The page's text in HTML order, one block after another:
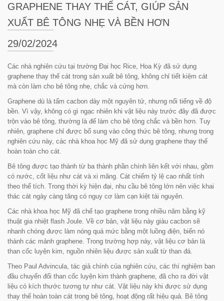
GRAPHENE THAY THẾ CÁT, GIÚP SẢN
XUẤT BÊ TÔNG NHẸ VÀ BỀN HƠN
29/02/2024
Các nhà nghiên cứu tại trường Đại học Rice, Hoa Kỳ đã sử dụng
graphene thay thế cát trong sản xuất bê tông, không chỉ tiết kiệm cát
mà còn làm cho bê tông nhẹ, chắc và cứng hơn.
Graphene dù là tấm cacbon dày một nguyên tử, nhưng nổi tiếng về độ
bền. Vì vậy, không có gì ngạc nhiên khi vật liệu này trước đây đã được
trộn vào bê tông, thường là để làm cho bê tông chắc và bền hơn. Tuy
nhiên, graphene chỉ được bổ sung vào công thức bê tông, nhưng trong
nghiên cứu này, các nhà khoa học Mỹ đã sử dụng graphene thay thế
hoàn toàn cho cát.
Bê tông được tạo thành từ ba thành phần chính liên kết với nhau, gồm
có nước, cốt liệu như cát và xi măng. Cát chiếm tỷ lệ cao nhất tính
theo thể tích. Trong thời kỳ hiện đại, nhu cầu bê tông lớn nên việc khai
thác cát ngày càng tăng có nguy cơ làm cạn kiệt tài nguyên.
Các nhà khoa học Mỹ đã chế tạo graphene trong nhiều năm bằng kỹ
thuật gia nhiệt flash Joule. Về cơ bản, vật liệu này giàu cacbon sẽ
nhanh chóng được làm nóng quá mức bằng một luồng điện, biến nó
thành các mảnh graphene. Trong trường hợp này, vật liệu cơ bản là
than cốc luyện kim, nguồn nhiên liệu được sản xuất từ than đá.
Theo Paul Advincula, tác giả chính của nghiên cứu, các thí nghiệm ban
đầu chuyển đổi than cốc luyện kim thành graphene, đã cho ra đời vật
liệu có kích thước tương tự như cát. Vật liệu này khi được sử dụng
thay thế hoàn toàn cát trong bê tông, hoạt động rất hiệu quả. Bê tông